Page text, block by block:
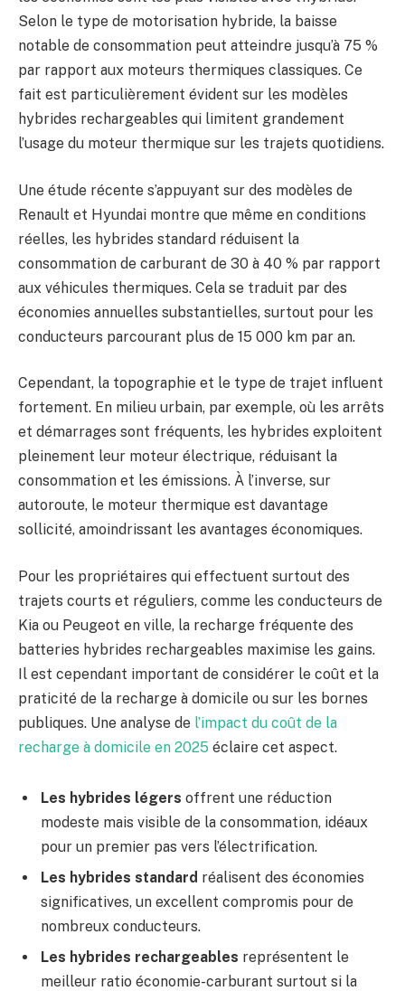
Selon le type de motorisation hybride, la baisse
notable de consommation peut atteindre jusqu’à 75 %
par rapport aux moteurs thermiques classiques. Ce
fait est particulièrement évident sur les modèles
hybrides rechargeables qui limitent grandement
l’usage du moteur thermique sur les trajets quotidiens.
Une étude récente s’appuyant sur des modèles de
Renault et Hyundai montre que même en conditions
réelles, les hybrides standard réduisent la
consommation de carburant de 30 à 40 % par rapport
aux véhicules thermiques. Cela se traduit par des
économies annuelles substantielles, surtout pour les
conducteurs parcourant plus de 15 000 km par an.
Cependant, la topographie et le type de trajet influent
fortement. En milieu urbain, par exemple, où les arrêts
et démarrages sont fréquents, les hybrides exploitent
pleinement leur moteur électrique, réduisant la
consommation et les émissions. À l’inverse, sur
autoroute, le moteur thermique est davantage
sollicité, amoindrissant les avantages économiques.
Pour les propriétaires qui effectuent surtout des
trajets courts et réguliers, comme les conducteurs de
Kia ou Peugeot en ville, la recharge fréquente des
batteries hybrides rechargeables maximise les gains.
Il est cependant important de considérer le coût et la
praticité de la recharge à domicile ou sur les bornes
publiques. Une analyse de l’impact du coût de la
recharge à domicile en 2025 éclaire cet aspect.
Les hybrides légers offrent une réduction
modeste mais visible de la consommation, idéaux
pour un premier pas vers l’électrification.
Les hybrides standard réalisent des économies
significatives, un excellent compromis pour de
nombreux conducteurs.
Les hybrides rechargeables représentent le
meilleur ratio économie-carburant surtout si la